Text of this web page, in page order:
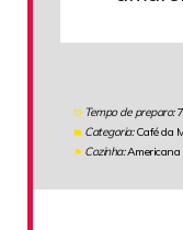
Tempo de preparo:
Categoria: Café da
Cozinha:Americana